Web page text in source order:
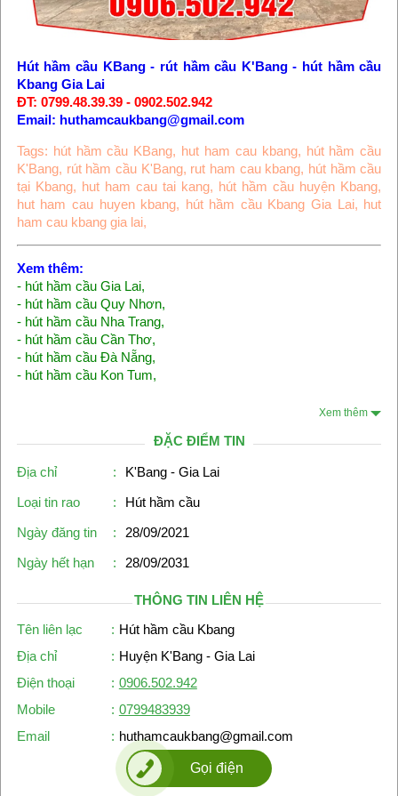
Hút hầm cầu KBang- rút hầm cầu K'Bang- hút hầm cầu
Kbang Gia Lai
ĐT: 0799.48.39.39 - 0902.502.942
Email: huthamcaukbang@gmail.com
Tags: hút hầm cầu KBang, hut ham cau kbang, hút hầm cầu
K'Bang, rút hầm cầu K'Bang, rut ham cau kbang, hút hầm cầu
tại Kbang, hut ham cau tai kang, hút hầm cầu huyện Kbang,
hut ham cau huyen kbang, hút hầm cầu Kbang Gia Lai, hut
ham cau kbang gia lai,
Xem thêm:
- hút hầm cầu Gia Lai,
- hút hầm cầu Quy Nhơn,
- hút hầm cầu Nha Trang,
- hút hầm cầu Cần Thơ,
- hút hầm cầu Đà Nẵng,
- hút hầm cầu Kon Tum,
Xem thêm
ĐẶC ĐIỂM TIN
Địa chỉ :
K'Bang - Gia Lai
Loại tin rao
:
Hút hầm cầu
Ngày đăng tin
:
28/09/2021
Ngày hết hạn
: 28/09/2031
THÔNG TIN LIÊN HỆ
Tên liên lạc
: Hút hầm cầu Kbang
Địa chỉ
: Huyện K'Bang - Gia Lai
Điện thoại
: 0906.502.942
Mobile
: 0799483939
Email
: huthamcaukbang@gmail.com
Gọi điện